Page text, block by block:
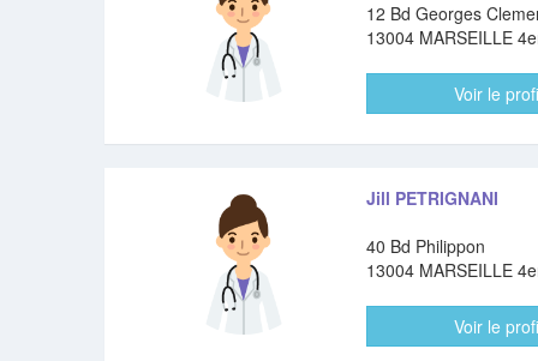
12 Bd Georges
13004 MARSEILLE
Voir le
Jill PETRIGNANI
40 Bd Philippon
13004 MARSEILLE
Voir le